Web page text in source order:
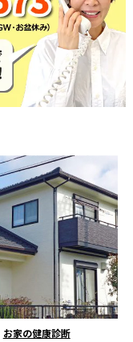
お家の健康診断